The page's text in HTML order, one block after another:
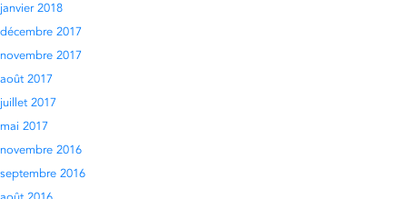
janvier 2018
décembre 2017
novembre 2017
août 2017
juillet 2017
mai 2017
novembre 2016
septembre 2016